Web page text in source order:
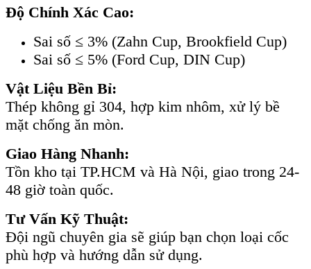
Độ Chính Xác Cao:
Sai số ≤ 3% (Zahn Cup, Brookfield Cup)
Sai số ≤ 5% (Ford Cup, DIN Cup)
Vật Liệu Bền Bỉ:
Thép không gỉ 304, hợp kim nhôm, xử lý bề
mặt chống ăn mòn.
Giao Hàng Nhanh:
Tồn kho tại TP.HCM và Hà Nội, giao trong 24-
48 giờ toàn quốc.
Tư Vấn Kỹ Thuật:
Đội ngũ chuyên gia sẽ giúp bạn chọn loại cốc
phù hợp và hướng dẫn sử dụng.